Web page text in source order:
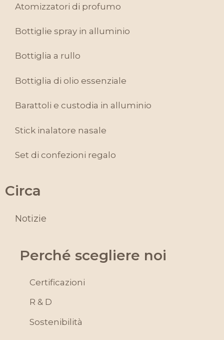
Atomizzatori di profumo
Bottiglie spray in alluminio
Bottiglia a rullo
Bottiglia di olio essenziale
Barattoli e custodia in alluminio
Stick inalatore nasale
Set di confezioni regalo
Circa
Notizie
Perché scegliere noi
Certificazioni
R & D
Sostenibilità